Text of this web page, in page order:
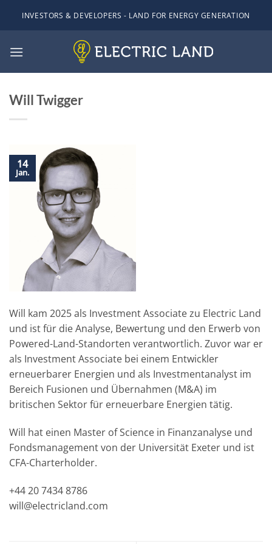
InhaltINVESTORS & DEVELOPERS - LAND FOR ENERGY GENERATION
Will Twigger
14
Jan.
Will kam 2025 als Investment Associate zu Electric Land
und ist für die Analyse, Bewertung und den Erwerb von
Powered-Land-Standorten verantwortlich. Zuvor war er
als Investment Associate bei einem Entwickler
erneuerbarer Energien und als Investmentanalyst im
Bereich Fusionen und Übernahmen (M&A) im
britischen Sektor für erneuerbare Energien tätig.
Will hat einen Master of Science in Finanzanalyse und
Fondsmanagement von der Universität Exeter und ist
CFA-Charterholder.
+44 20 7434 8786
will@electricland.com